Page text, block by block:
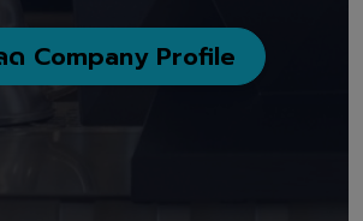
ด Company Profile